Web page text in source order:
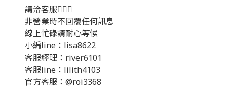
請洽客服💁🏻‍♂️
非營業時不回覆任何訊息
線上忙碌請耐心等候
小編line：lisa8622
客服經理：river6101
客服line：lilith4103
官方客服：@roi3368